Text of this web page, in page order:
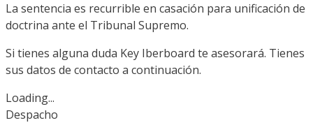
La sentencia es recurrible en casación para unificación de
doctrina ante el Tribunal Supremo.
Si tienes alguna duda Key Iberboard te asesorará. Tienes
sus datos de contacto a continuación.
Loading...
Despacho